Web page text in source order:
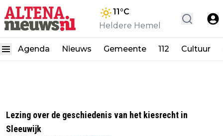
11°C
Heldere Hemel
Agenda Nieuws Gemeente 112 Cultuur
Lezing over de geschiedenis van het kiesrecht in
Sleeuwijk